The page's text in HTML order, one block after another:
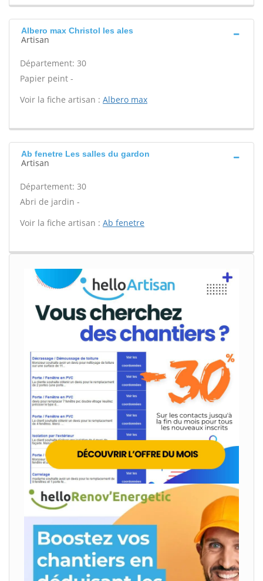
Albero max Christol les ales
Artisan
Département: 30
Papier peint -
Voir la fiche artisan : Albero max
Ab fenetre Les salles du gardon
Artisan
Département: 30
Abri de jardin -
Voir la fiche artisan : Ab fenetre